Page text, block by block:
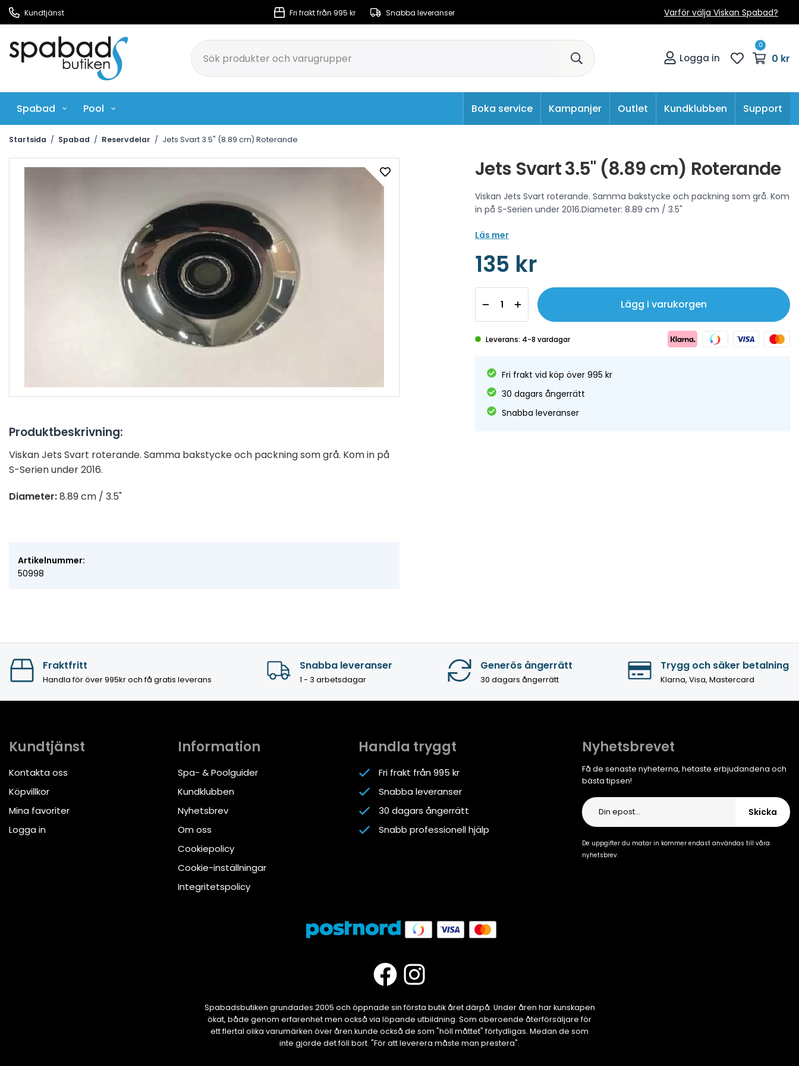
Kundtjänst Fri frakt från 995 kr Snabba leveranser Varför välja Viskan Spabad?
Logga in
0
0 kr
Spabad Pool Boka service Kampanjer Outlet Kundklubben Support
Startsida / Spabad / Reservdelar / Jets Svart 3.5" (8.89 cm) Roterande
Jets Svart 3.5" (8.89 cm) Roterande
Viskan Jets Svart roterande. Samma bakstycke och packning som grå. Kom
in på S-Serien under 2016.Diameter: 8.89 cm / 3.5"
Läs mer
135 kr
Lägg i varukorgen
Leverans: 4-8 vardagar
Fri frakt vid köp över 995 kr
30 dagars ångerrätt
Snabba leveranser
Produktbeskrivning:
Viskan Jets Svart roterande. Samma bakstycke och packning som grå. Kom in på
S-Serien under 2016.
Diameter:8.89 cm / 3.5"
Artikelnummer:
50998
Fraktfritt
Handla för över 995kr och få gratis leverans
Snabba leveranser
1 - 3 arbetsdagar
Generös ångerrätt
30 dagars ångerrätt
Trygg och säker betalning
Klarna, Visa, Mastercard
Kundtjänst
Kontakta oss
Köpvillkor
Mina favoriter
Logga in
Information
Spa- & Poolguider
Kundklubben
Nyhetsbrev
Om oss
Cookiepolicy
Cookie-inställningar
Integritetspolicy
Handla tryggt
Fri frakt från 995 kr
Snabba leveranser
30 dagars ångerrätt
Snabb professionell hjälp
Nyhetsbrevet
Få de senaste nyheterna, hetaste erbjudandena och
bästa tipsen!
Skicka
De uppgifter du matar in kommer endast användas till våra
nyhetsbrev.
Spabadsbutiken grundades 2005 och öppnade sin första butik året därpå. Under åren har kunskapen
ökat, både genom erfarenhet men också via löpande utbildning. Som oberoende återförsäljare för
ett flertal olika varumärken över åren kunde också de som "höll måttet" förtydligas. Medan de som
inte gjorde det föll bort. "För att leverera måste man prestera".